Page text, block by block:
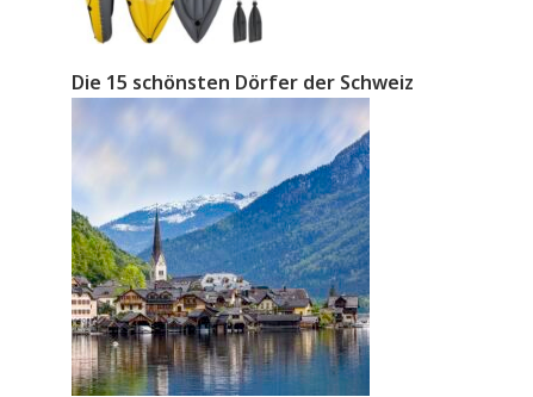
Die 15 schönsten Dörfer der Schweiz